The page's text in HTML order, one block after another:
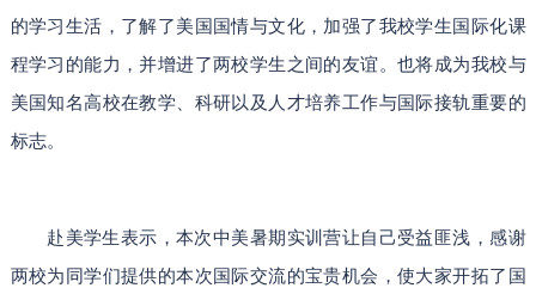
的学习生活，了解了美国国情与文化，加强了我校学生国际化课
程学习的能力，并增进了两校学生之间的友谊。也将成为我校与
美国知名高校在教学、科研以及人才培养工作与国际接轨重要的
标志。
赴美学生表示，本次中美暑期实训营让自己受益匪浅，感谢
两校为同学们提供的本次国际交流的宝贵机会，使大家开拓了国